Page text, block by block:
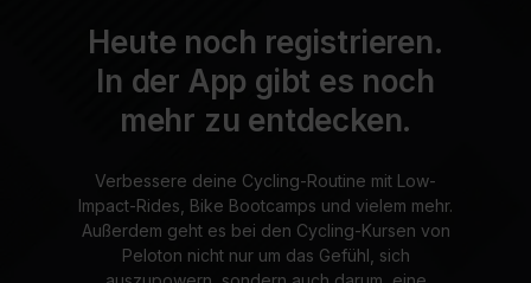
Heute noch registrieren.
In der App gibt es noch
mehr zu entdecken.
Verbessere deine Cycling-Routine mit Low-
Impact-Rides, Bike Bootcamps und vielem mehr.
Außerdem geht es bei den Cycling-Kursen von
Peloton nicht nur um das Gefühl, sich